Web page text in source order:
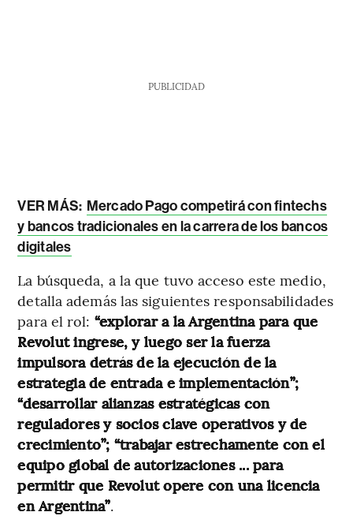
PUBLICIDAD
VER MÁS: Mercado Pago competirá con fintechs
y bancos tradicionales en la carrera de los bancos
digitales
La búsqueda, a la que tuvo acceso este medio,
detalla además las siguientes responsabilidades
para el rol: “explorar a la Argentina para que
Revolut ingrese, y luego ser la fuerza
impulsora detrás de la ejecución de la
estrategia de entrada e implementación”;
“desarrollar alianzas estratégicas con
reguladores y socios clave operativos y de
crecimiento”; “trabajar estrechamente con el
equipo global de autorizaciones ... para
permitir que Revolut opere con una licencia
en Argentina”.